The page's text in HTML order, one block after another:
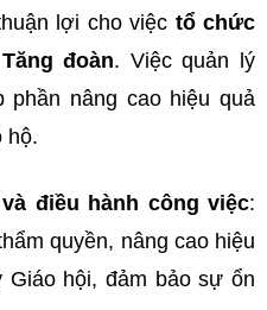
lợi cho việc tổ chức
đoàn. Việc quản lý
phần nâng cao hiệu quả
hộ.
điều hành công việc:
quyền, nâng cao hiệu
Giáo hội, đảm bảo sự ổn